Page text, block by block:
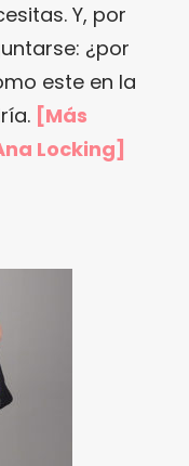
Y, por
¿por
este en la
[Más
Locking]